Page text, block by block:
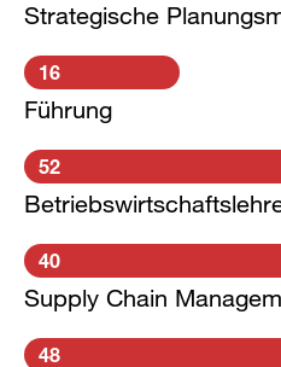
Strategische
16
Führung
52
40
Supply Chain
48